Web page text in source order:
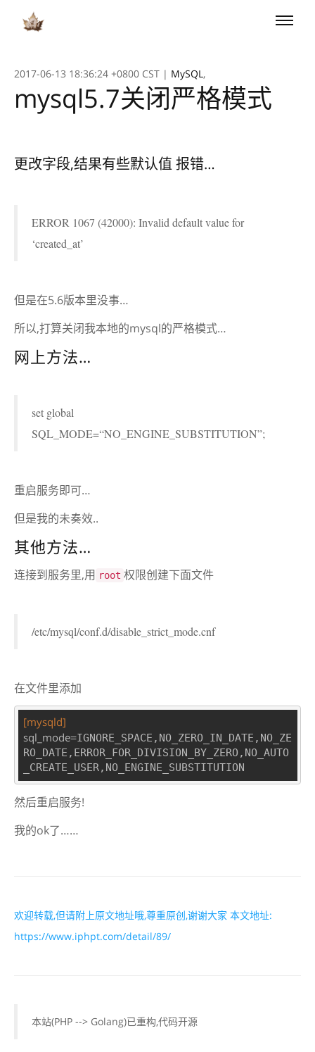
Toggle
2017-06-13 18:36:24 +0800 CST | MySQL,
mysql5.7关闭严格模式
更改字段,结果有些默认值 报错…
ERROR 1067 (42000): Invalid default value for
‘created_at’
但是在5.6版本里没事…
所以,打算关闭我本地的mysql的严格模式…
网上方法…
set global
SQL_MODE=“NO_ENGINE_SUBSTITUTION”;
重启服务即可…
但是我的未奏效..
其他方法…
连接到服务里,用 root 权限创建下面文件
/etc/mysql/conf.d/disable_strict_mode.cnf
在文件里添加
[mysqld]
sql_mode=IGNORE_SPACE,NO_ZERO_IN_DATE,NO_ZE
RO_DATE,ERROR_FOR_DIVISION_BY_ZERO,NO_AUTO
然后重启服务!
我的ok了……
欢迎转载,但请附上原文地址哦,尊重原创,谢谢大家 本文地址:
https://www.iphpt.com/detail/89/
本站(PHP --> Golang)已重构,代码开源